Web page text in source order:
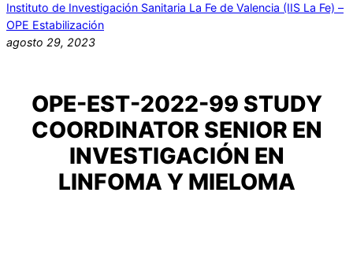
Instituto de Investigación Sanitaria La Fe de Valencia (IIS La Fe) –
OPE Estabilización
agosto 29, 2023
OPE-EST-2022-99 STUDY
COORDINATOR SENIOR EN
INVESTIGACIÓN EN
LINFOMA Y MIELOMA